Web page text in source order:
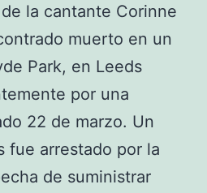
la cantante Corinne
muerto en un
Park, en Leeds
por una
22 de marzo. Un
fue arrestado por la
de suministrar